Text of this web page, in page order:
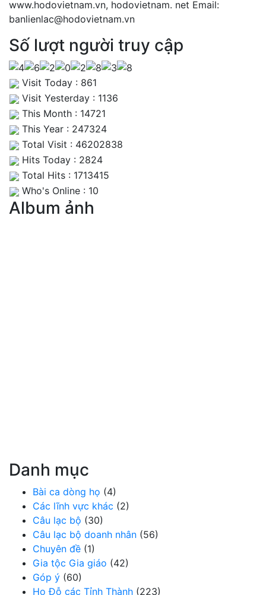
www.hodovietnam.vn, hodovietnam. net Email:
banlienlac@hodovietnam.vn
Số lượt người truy cập
Visit Today : 861
Visit Yesterday : 1136
This Month : 14721
This Year : 247324
Total Visit : 46202838
Hits Today : 2824
Total Hits : 1713415
Who's Online : 10
Album ảnh
Danh mục
Bài ca dòng họ (4)
Các lĩnh vực khác (2)
Câu lạc bộ (30)
Câu lạc bộ doanh nhân (56)
Chuyên đề (1)
Gia tộc Gia giáo (42)
Góp ý (60)
Họ Đỗ các Tỉnh Thành (223)